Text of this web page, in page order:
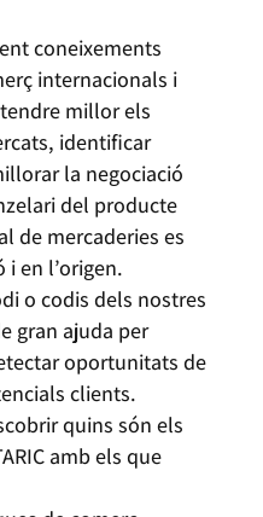
coneixements
internacionals i
millor els
identificar
la negociació
del producte
de mercaderies es
i en l’origen.
o codis dels nostres
gran ajuda per
oportunitats de
clients.
quins són els
amb els que